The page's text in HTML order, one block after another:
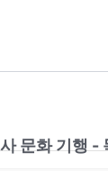
문화 기행 -